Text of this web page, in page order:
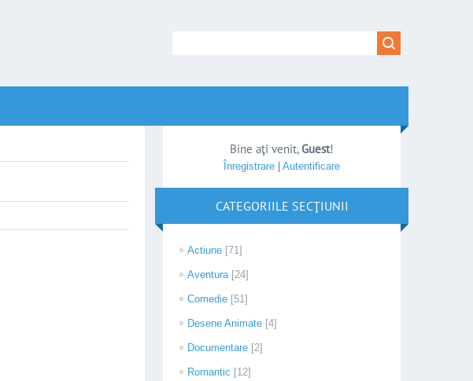
Bine aţi venit, Guest!
Înregistrare |Autentificare
CATEGORIILE SECŢIUNII
Actiune [71]
Aventura [24]
Comedie [51]
Desene Animate [4]
Documentare [2]
Romantic [12]